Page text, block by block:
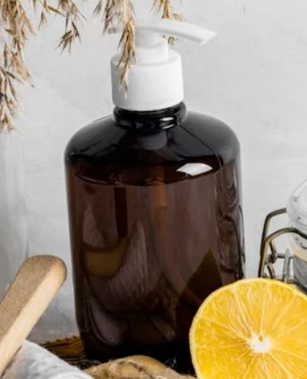
8 stycznia 2024
Jak prawidłowo dbać o sprzęt kuchenny?
Porady dotyczące konserwacji urządzeń z
powierzchnią ze szkła
Zanurz się w świecie konserwacji sprzętu
kuchennego. Dowiedz się, jak utrzymać
urządzenia z powierzchnią szklaną w
nienagannej czystości i długo utrzymać ich
funkcjonalność.